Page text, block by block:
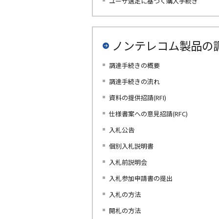
ノンテレコム製品の
調達手続きの概要
調達手続きの流れ
資料の提供招請(RFI)
仕様書案への意見招請(RFC)
入札公告
個別入札説明書
入札前説明会
入札参加申請書の提出
入札の方法
開札の方法